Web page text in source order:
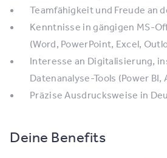
Teamfähigkeit und Freude an
Kenntnisse in gängigen MS-
(Word, PowerPoint, Excel,
Interesse an Digitalisierung,
Datenanalyse-Tools (Power BI,
Präzise Ausdrucksweise in
Deine Benefits